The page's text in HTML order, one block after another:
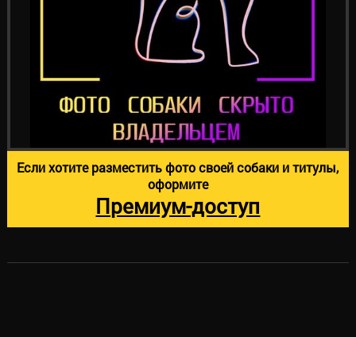
Если хотите разместить фото своей собаки и титулы,
оформите
Премиум-доступ